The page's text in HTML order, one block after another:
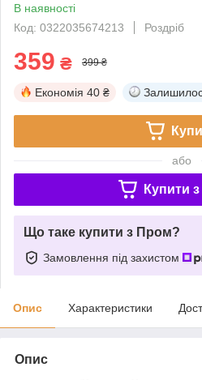
В наявності
Код: 0322035674213
Роздріб
359 ₴ 399 ₴
Економія 40 ₴
або
Купити з
Що таке купити з Пром?
Замовлення під захистом
Опис Характеристики
Опис